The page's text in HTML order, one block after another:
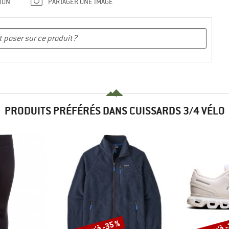
PRODUITS PRÉFÉRÉS DANS CUISSARDS 3/4 VÉLO